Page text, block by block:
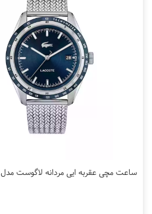
ساعت مچی عقربه ایی مردانه لاگوست مدل 2011294